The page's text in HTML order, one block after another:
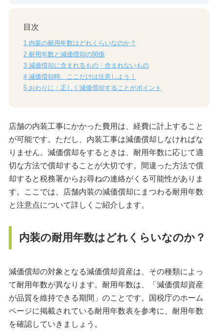
目次
1 内装の耐用年数はどれくらいなのか？
2耐用年数と減価償却の関係
3減価償却に含まれるもの・含まれないもの
4減価償却時、ここだけは注意しよう！
5おわりに：正しく減価償却することがポイント
店舗の内装工事にかかった費用は、経費に計上すること
が可能です。ただし、内装工事は減価償却しなければな
りません。減価償却をするときは、耐用年数に応じて適
切な方法で償却することが大切です。間違った方法で償
却すると税務署からお尋ねの連絡がくる可能性がありま
す。ここでは、店舗内装の減価償却にまつわる耐用年数
と注意点について詳しくご紹介します。
内装の耐用年数はどれくらいなのか？
減価償却の対象となる減価償却資産は、その種類によっ
て耐用年数が異なります。耐用年数は、「減価償却資産
が品質を維持できる期間」のことです。国税庁のホーム
ページに掲載されている耐用年数表を参考に、耐用年数
を確認していきましょう。